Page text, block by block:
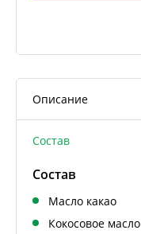
Описание
Состав
Состав
Масло какао
Кокосовое масло